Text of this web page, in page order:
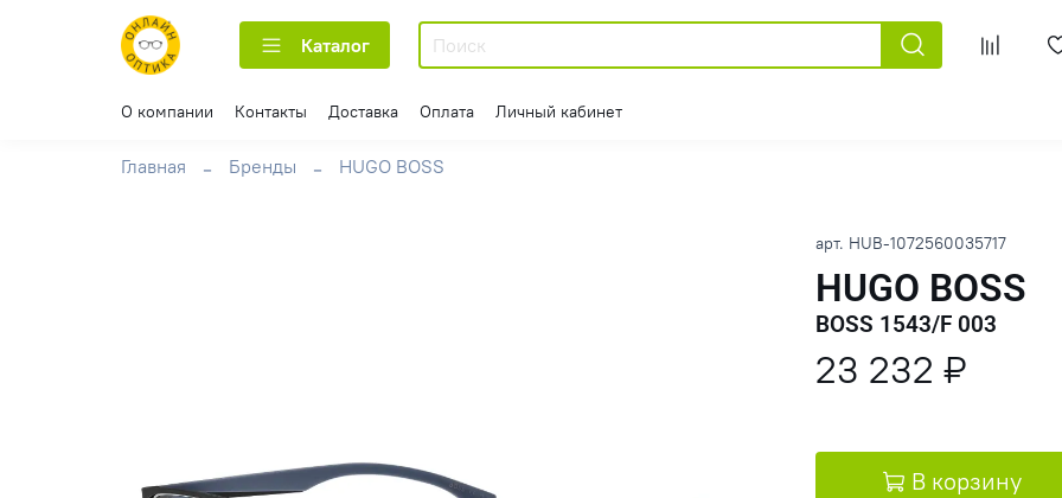
Каталог
О компании Контакты Доставка Оплата Личный кабинет
Главная Бренды HUGO BOSS
арт. HUB-1072560035717
HUGO BOSS
BOSS 1543/F 003
23 232 ₽
В корзину